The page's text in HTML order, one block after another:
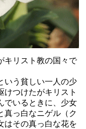
キリスト教の国々で
いう貧しい一人の少
けつけたがキリスト
でいるときに、少女
真っ白なニゲル（ク
はその真っ白な花を